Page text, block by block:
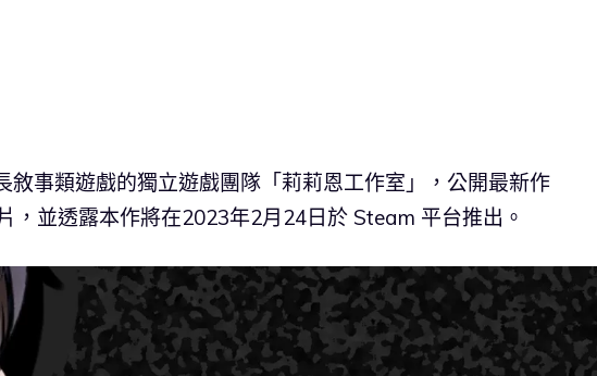
敘事類遊戲的獨立遊戲團隊「莉莉恩工作室」，公開最新作
，並透露本作將在2023年2月24日於 Steam 平台推出。